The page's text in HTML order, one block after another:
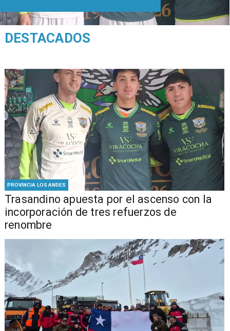
PROVINCIA LOS ANDES
Trasandino apuesta por el ascenso con la
incorporación de tres refuerzos de
renombre
DESTACADOS